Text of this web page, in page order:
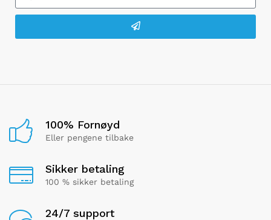
100% Fornøyd
Eller pengene tilbake
Sikker betaling
100 % sikker betaling
24/7 support